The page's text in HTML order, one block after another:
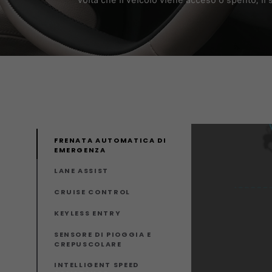
FRENATA AUTOMATICA DI
EMERGENZA
LANE ASSIST
CRUISE CONTROL
KEYLESS ENTRY
SENSORE DI PIOGGIA E
CREPUSCOLARE
INTELLIGENT SPEED